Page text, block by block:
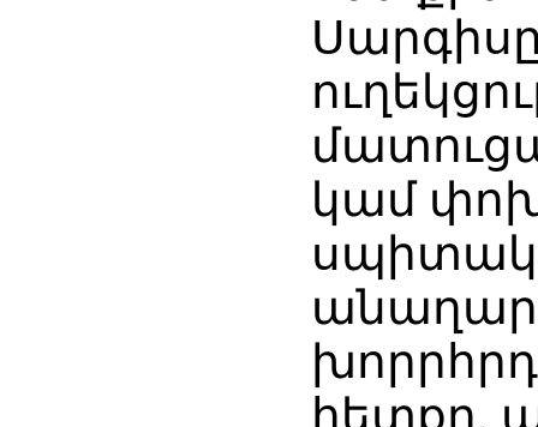
կամ
սպիտակ
հետքը,